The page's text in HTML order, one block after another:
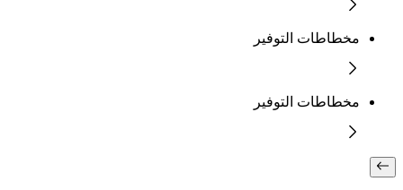
مخطاطات التوفير
مخطاطات التوفير